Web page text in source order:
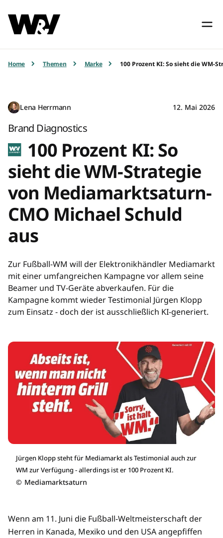
Home Themen Marke 100 Prozent KI: So sieht die WM-
Lena Herrmann 12. Mai 2026
Brand Diagnostics
100 Prozent KI: So
sieht die WM-Strategie
von Mediamarktsaturn-
CMO Michael Schuld
aus
Zur Fußball-WM will der Elektronikhändler Mediamarkt
mit einer umfangreichen Kampagne vor allem seine
Beamer und TV-Geräte abverkaufen. Für die
Kampagne kommt wieder Testimonial Jürgen Klopp
zum Einsatz - doch der ist ausschließlich KI-generiert.
Jürgen Klopp steht für Mediamarkt als Testimonial auch zur
WM zur Verfügung - allerdings ist er 100 Prozent KI.
© Mediamarktsaturn
Wenn am 11. Juni die Fußball-Weltmeisterschaft der
Herren in Kanada, Mexiko und den USA angepfiffen